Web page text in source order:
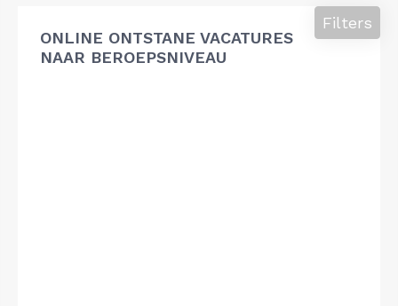
ONLINE ONTSTANE VACATURES
NAAR BEROEPSNIVEAU
Filters